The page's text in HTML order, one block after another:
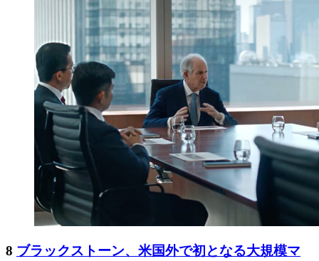
8 ブラックストーン、米国外で初となる大規模マ